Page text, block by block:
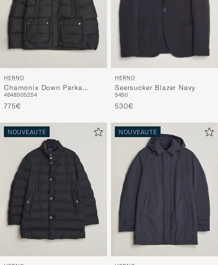
HERNO
Chamonix Down Parka
Black
4648505254
775€
HERNO
Seersucker Blazer Navy
5450
530€
NOUVEAUTÉ NOUVEAUTÉ